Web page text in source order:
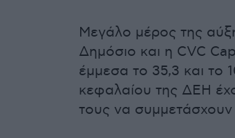
Μεγάλο μέρος της
Δημόσιο και η CVC
έμμεσα το 35,3 και το
κεφαλαίου της ΔΕΗ
τους να